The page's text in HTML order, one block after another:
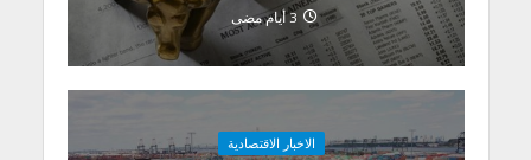
3 أيام مضى
الاخبار الاقتصادية